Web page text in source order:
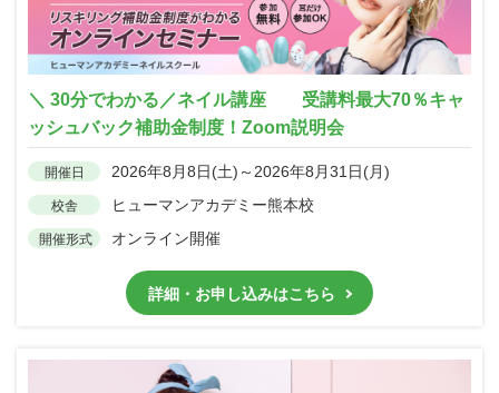
＼ 30分でわかる／ネイル講座 受講料最大70％キャ
ッシュバック補助金制度！Zoom説明会
開催日 2026年8月8日(土)～2026年8月31日(月)
校舎 ヒューマンアカデミー熊本校
開催形式 オンライン開催
詳細・お申し込みはこちら